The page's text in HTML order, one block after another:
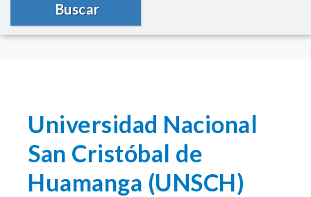
Buscar
Universidad Nacional
San Cristóbal de
Huamanga (UNSCH)